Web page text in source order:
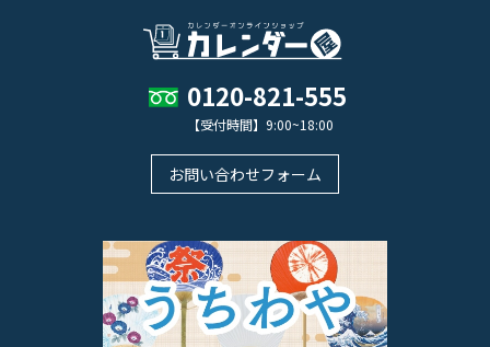
0120-821-555
【受付時間】9:00~18:00
お問い合わせフォーム